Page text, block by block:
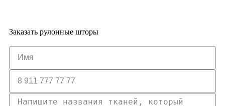
Заказать рулонные шторы